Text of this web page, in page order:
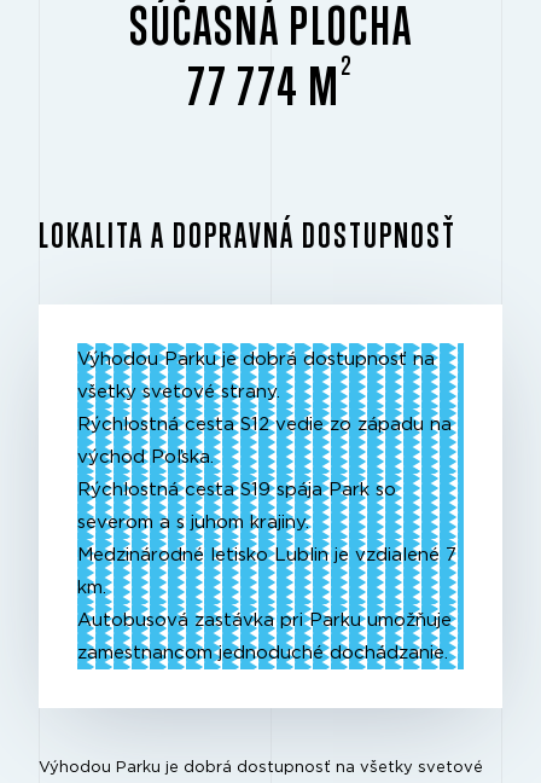
SÚČASNÁ PLOCHA
77 774 M 2
LOKALITA A DOPRAVNÁ DOSTUPNOSŤ
Výhodou Parku je dobrá dostupnosť na
všetky svetové strany.
Rýchlostná cesta S12 vedie zo západu na
východ Poľska.
Rýchlostná cesta S19 spája Park so
severom a s juhom krajiny.
Medzinárodné letisko Lublin je vzdialené 7
km.
Autobusová zastávka pri Parku umožňuje
zamestnancom jednoduché dochádzanie.
Výhodou Parku je dobrá dostupnosť na všetky svetové